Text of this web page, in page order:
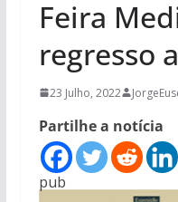
Feira
regresso
23 Julho, 2022
Partilhe a notícia
pub